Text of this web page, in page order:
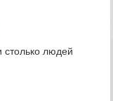
столько людей